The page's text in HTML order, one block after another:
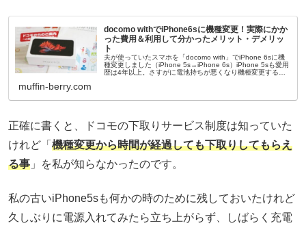
docomo withでiPhone6sに機種変更！実際にかか
った費用＆利用して分かったメリット・デメリッ
ト
夫が使っていたスマホを「docomo with」でiPhone 6sに機
種変更しました（iPhone 5s→iPhone 6s）iPhone 5sも愛用
歴は4年以上。さすがに電池持ちが悪くなり機種変更するこ
muffin-berry.com
正確に書くと、ドコモの下取りサービス制度は知っていた
けれど「 機種変更から時間が経過しても下取りしてもらえ
る事 」を私が知らなかったのです。
私の古いiPhone5sも何かの時のために残しておいたけれど
久しぶりに電源入れてみたら立ち上がらず、しばらく充電